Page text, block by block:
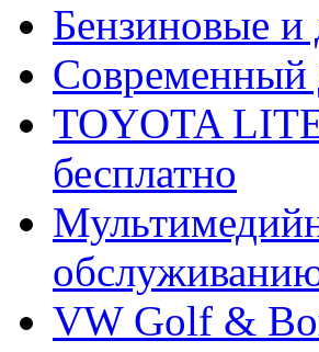
Бензиновые и
Современный
TOYOTA
бесплатно
VW Golf &